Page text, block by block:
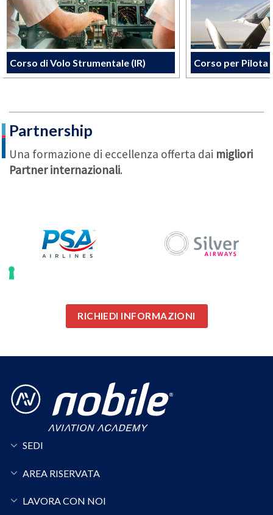
Corso di Volo Strumentale (IR) Corso per Pilota
Partnership
Una formazione di eccellenza offerta dai migliori
Partner internazionali.
RICHIEDI INFORMAZIONI
SEDI
AREA RISERVATA
LAVORA CON NOI